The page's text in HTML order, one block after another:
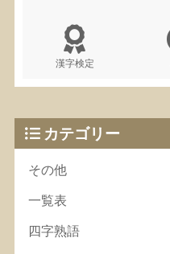
漢字検定
カテゴリー
その他
一覧表
四字熟語